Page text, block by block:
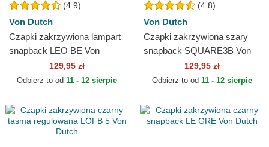
(4.9)
Von Dutch
Czapki zakrzywiona lampart
snapback LEO BE Von
129,95 zł
Odbierz to od 11 - 12 sierpie
(4.8)
Von Dutch
Czapki zakrzywiona szary
snapback SQUARE3B Von
129,95 zł
Odbierz to od 11 - 12 sierpie